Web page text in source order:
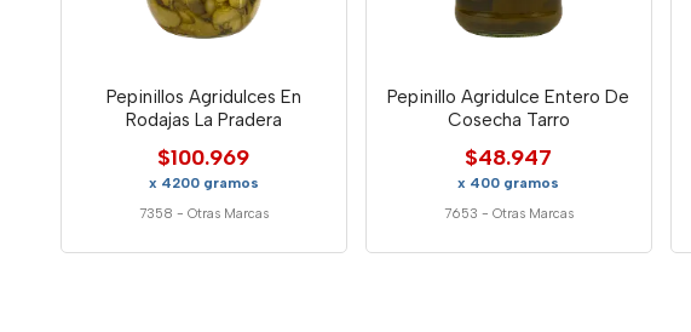
Pepinillos Agridulces En
Rodajas La Pradera
$100.969
x 4200 gramos
7358 - Otras Marcas
Pepinillo Agridulce Entero De
Cosecha Tarro
$48.947
x 400 gramos
7653 - Otras Marcas